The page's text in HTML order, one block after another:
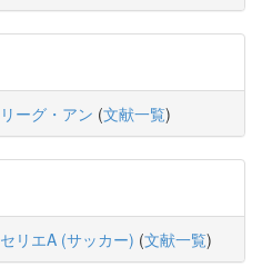
リーグ・アン (文献一覧)
セリエA (サッカー) (文献一覧)